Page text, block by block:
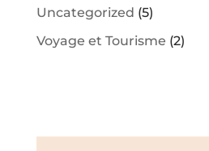
Uncategorized (5)
Voyage et Tourisme (2)